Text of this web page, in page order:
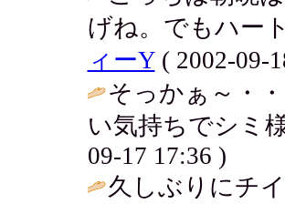
げね。でもハー
ィーY( 2002-09-
そっかぁ～・
い気持ちでシミ
09-17 17:36 )
久しぶりにチ